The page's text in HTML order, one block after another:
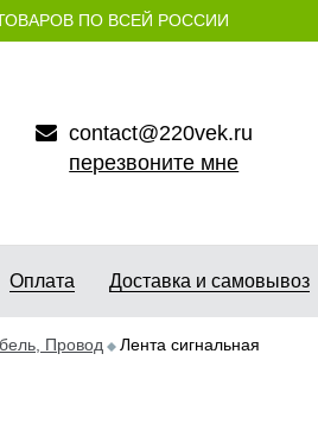
ПО ВСЕЙ РОССИИ
contact@220vek.ru
перезвоните мне
Оплата Доставка и самовывоз
Провод Лента сигнальная